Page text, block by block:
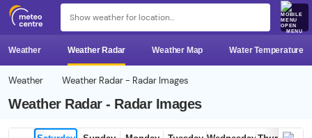
MENU
Weather Weather Radar Weather Map Water Temperature
Weather Weather Radar - Radar Images
Weather Radar - Radar Images